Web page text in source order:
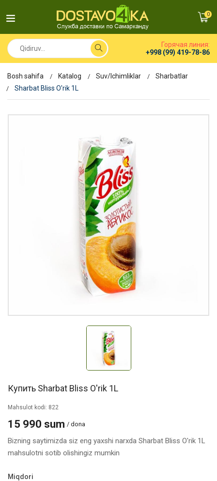
0
Горячая линия:
+998 (99) 419-78-86
Bosh sahifa Katalog Suv/Ichimliklar
Sharbatlar
Sharbat Bliss O'rik 1L
Купить Sharbat Bliss O'rik 1L
Mahsulot kodi: 822
15 990 sum / dona
Bizning saytimizda siz eng yaxshi narxda Sharbat Bliss O'rik 1L
mahsulotni sotib olishingiz mumkin
Miqdori